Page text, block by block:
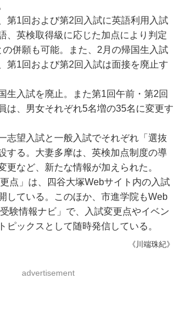
第1回および第2回入試に英語利用入試
、英検取得級に応じた加点により判定
併願も可能。また、2月の帰国生入試
第1回および第2回入試は面接を廃止す
生入試を廃止。また第1回午前・第2回
は、男女それぞれ5名増の35名に変更す
志望入試と一般入試でそれぞれ「選抜
する。大妻多摩は、英検加点制度の導
更など、新たな情報が加えられた。
点」は、四谷大塚Webサイト内の入試
している。このほか、市進学院もWeb
験情報ナビ」で、入試変更点やイベン
ピックスとして随時発信している。
《川端珠紀》
advertisement